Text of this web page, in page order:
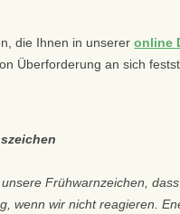
die Ihnen in unsereronline
Überforderung an sich
Frühwarnzeichen,
wenn wir nicht reagieren.